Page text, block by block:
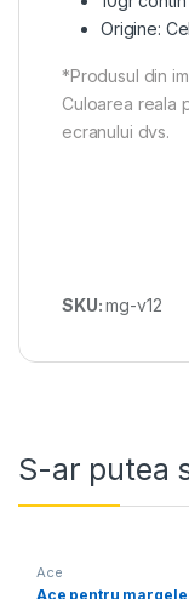
Origine:
*Produsul din
Culoarea reala
ecranului dvs.
SKU:mg-v12
S-ar putea
Ace
Ace pentru margele